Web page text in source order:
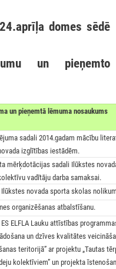
domes sēdē
un pieņemto
un pieņemtā lēmuma
sadali 2014.gadam mācību
izglītības iestādēm.
mērķdotācijas sadali Ilūkstes
vadītāju darba samaksai.
novada sporta skolas
organizēšanas atbalstīšanu.
ELFLA Lauku attīstības
un dzīves kvalitātes
teritorijā” ar projektu „Tautas
kolektīviem” un projekta